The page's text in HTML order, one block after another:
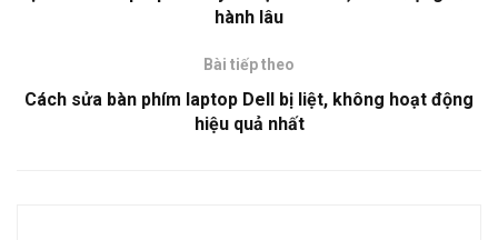
hành lâu
Bài tiếp theo
Cách sửa bàn phím laptop Dell bị liệt, không hoạt động
hiệu quả nhất